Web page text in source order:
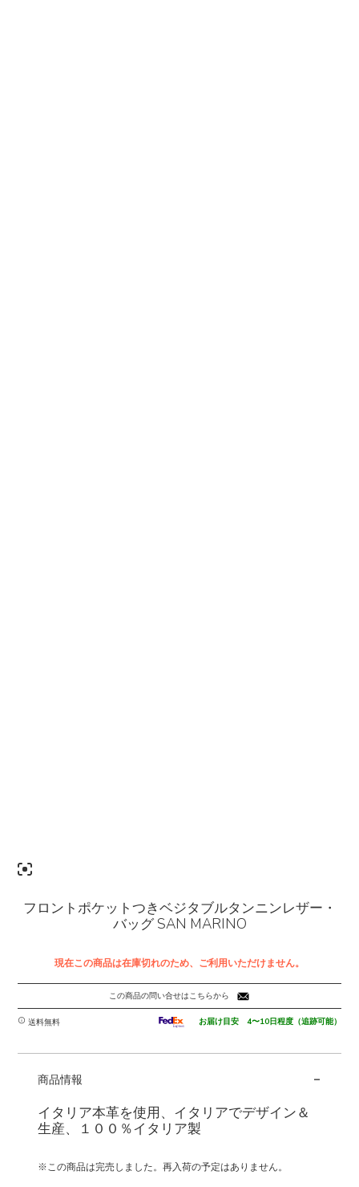
フロントポケットつきベジタブルタンニンレザー・
バッグ SAN MARINO
現在この商品は在庫切れのため、ご利用いただけません。
この商品の問い合せはこちらから
送料無料 お届け目安 4〜10日程度（追跡可能）
商品情報 -
イタリア本革を使用、イタリアでデザイン＆
生産、１００％イタリア製
※この商品は完売しました。再入荷の予定はありません。